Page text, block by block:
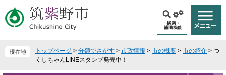
ー
ジ
ニ
ュ
現在地 トップページ > 分類でさがす > 市政情報 > 市の概要 > 市の紹介 > つ
くしちゃんLINEスタンプ発売中！